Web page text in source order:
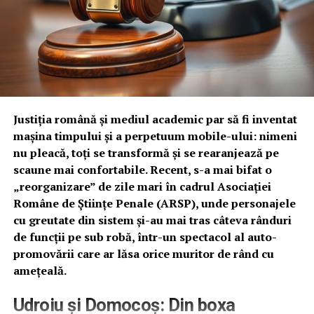
Bolojan. Malaliu sugerează că austeritatea „de tip Birtin”
pe care acesta o impune societății ar putea proveni
dintr-o copilărie marcată de lipsuri, care a generat o
„cărpănoșenie demnă de Hagi Tudose”. Această
mentalitate de a strânge la chimir fiecare „creițar” este
văzută ca un obstacol major în calea dezvoltării.
„La orice problemă, are o singură soluție: să mai taie
ceva, să mai reducă ceva, să mai facă o economie de doi
bani”, notează Andi Malaliu, comparând anvergura
deciziilor lui Bolojan cu economia derizorie dintr-o
veche reclamă la detergent. În opinia sa, acest mod de a
gândi „moare sufletul câte puțin” la fiecare renunțare,
transformând actul de guvernare într-o pedeapsă
aplicată populației.
Absența viziunii strategice: O critică
severă privind incapacitatea de a
Justiția română și mediul academic par să fi inventat
mașina timpului și a perpetuum mobile-ului: nimeni
nu pleacă, toți se transformă și se rearanjează pe
scaune mai confortabile. Recent, s-a mai bifat o
„reorganizare” de zile mari în cadrul Asociației
Române de Științe Penale (ARSP), unde personajele
cu greutate din sistem și-au mai tras câteva rânduri
de funcții pe sub robă, într-un spectacol al auto-
promovării care ar lăsa orice muritor de rând cu
amețeală.
Udroiu și Domocoș: Din boxa